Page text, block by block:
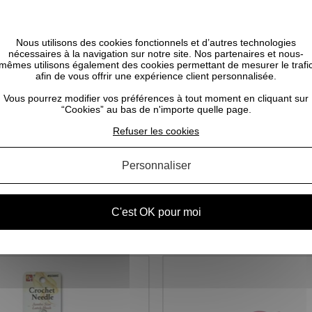
les produits coiffants, redonner forme aux boucles ou même
trop chaud pour ne pas faire fondre votre vapo) et pulvériser plusieurs
CELA POURRAIT VOUS INTÉRESSER
Nous utilisons des cookies fonctionnels et d’autres technologies
nécessaires à la navigation sur notre site. Nos partenaires et nous-
mêmes utilisons également des cookies permettant de mesurer le
afin de vous offrir une expérience client personnalisée.
Vous pourrez modifier vos préférences à tout moment en cliquant sur
“Cookies” au bas de n'importe quelle page.
C'est OK pour moi
Refuser les cookies
Personnaliser